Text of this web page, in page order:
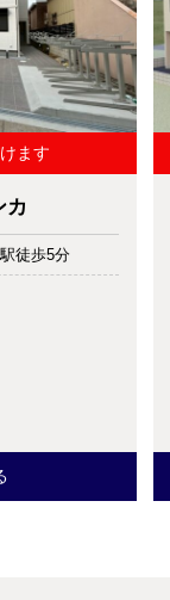
ます
カ
徒歩5分